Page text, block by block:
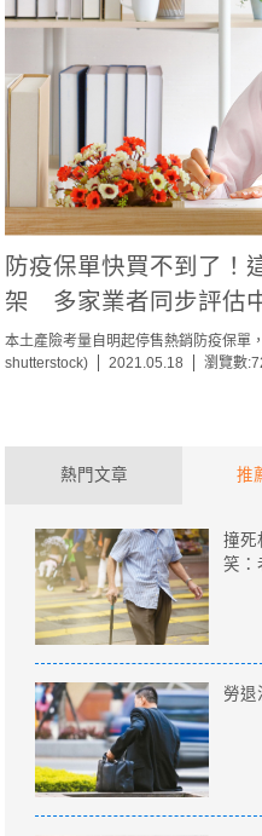
防疫保單快買不到了！
架 多家業者同步評估
本土產險考量自明起停售熱銷防疫保單
shutterstock)
2021.05.18 瀏覽數
熱門文章 推
撞死
笑：
勞退